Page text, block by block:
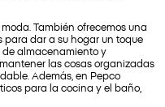
También ofrecemos una
dar a su hogar un toque
de almacenamiento y
las cosas organizadas
Además, en Pepco
para la cocina y el baño,